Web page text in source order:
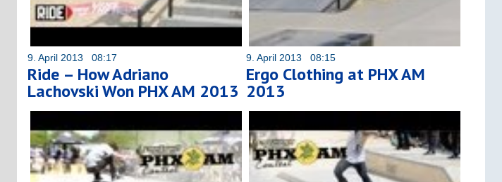
9. April 2013 08:17
Ride – How Adriano
Lachovski Won PHX AM 2013
9. April 2013 08:15
Ergo Clothing at PHX AM
2013